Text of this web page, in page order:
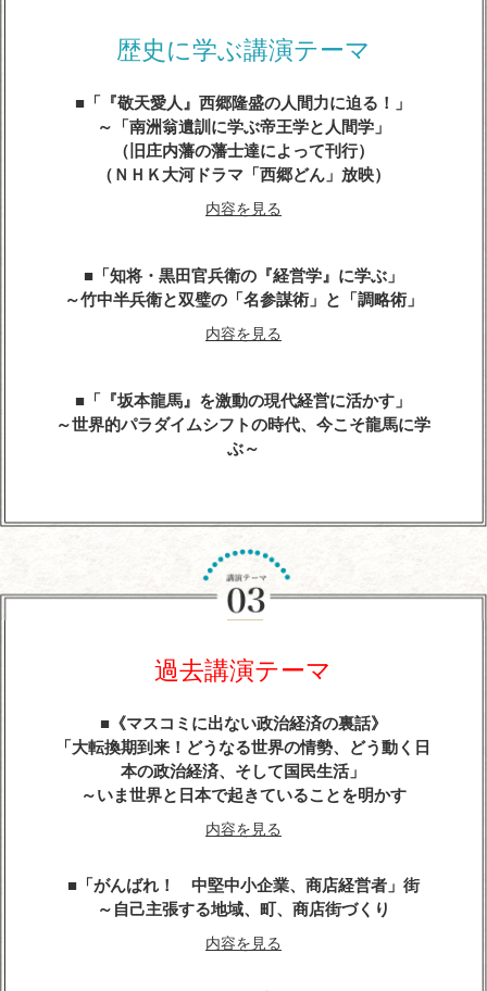
内容を見る
歴史に学ぶ講演テーマ
「『敬天愛人』西郷隆盛の人間力に迫る！」
～「南洲翁遺訓に学ぶ帝王学と人間学」
（旧庄内藩の藩士達によって刊行）
（ＮＨＫ大河ドラマ「西郷どん」放映）
内容を見る
「知将・黒田官兵衛の『経営学』に学ぶ」
～竹中半兵衛と双璧の「名参謀術」と「調略術」
内容を見る
「『坂本龍馬』を激動の現代経営に活かす」
～世界的パラダイムシフトの時代、今こそ龍馬に学
ぶ～
『平清盛』に学ぶ経営学
～世界大乱の今こそ、求められるトップ・リーダー
像
今こそ、躍動感とエネルギーにあふれる勇者が求め
内容を見る
武田信玄の軍師・山本勘助が教える「風林火山」の
兵法に学ぶ経営学
内容を見る
天璋院・篤姫―女の戦（いくさ）
内容を見る
過去講演テーマ
《マスコミに出ない政治経済の裏話》
「大転換期到来！どうなる世界の情勢、どう動く日
本の政治経済、そして国民生活」
～いま世界と日本で起きていることを明かす
内容を見る
「がんばれ！ 中堅中小企業、商店経営者」街
～自己主張する地域、町、商店街づくり
内容を見る